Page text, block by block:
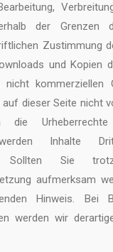
der Grenzen
Zustimmung
und Kopien
kommerziellen
dieser Seite nicht
die
werden Inhalte
Sollten Sie
aufmerksam
Hinweis. Bei
werden wir